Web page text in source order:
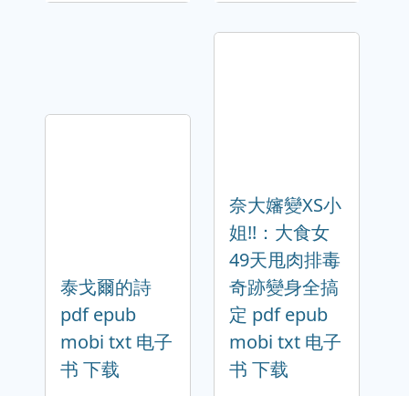
泰戈爾的詩
pdf epub
mobi txt 电子
书 下载
奈大嬸變XS小
姐!!：大食女
49天甩肉排毒
奇跡變身全搞
定 pdf epub
mobi txt 电子
书 下载